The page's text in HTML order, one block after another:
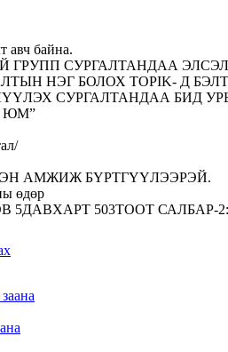
байна.
СУРГАЛТАНДАА
НЭГ БОЛОХ TOPIK- Д
СУРГАЛТАНДАА БИД
ЮМ”
АМЖИЖ БҮРТГҮҮЛЭЭРЭЙ.
өдөр
503ТООТ САЛБАР-2: